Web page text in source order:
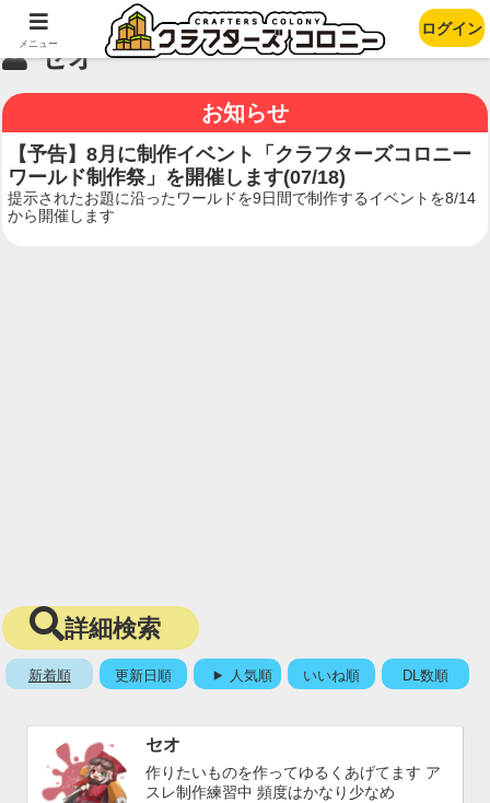
セオ
お知らせ
【予告】8月に制作イベント「クラフターズコロニー
ワールド制作祭」を開催します(07/18)
提示されたお題に沿ったワールドを9日間で制作するイベントを8/14
から開催します
詳細検索
新着順 更新日順 人気順 いいね順 DL数順
セオ
作りたいものを作ってゆるくあげてます ア
スレ制作練習中 頻度はかなり少なめ
メニュー
ログイン